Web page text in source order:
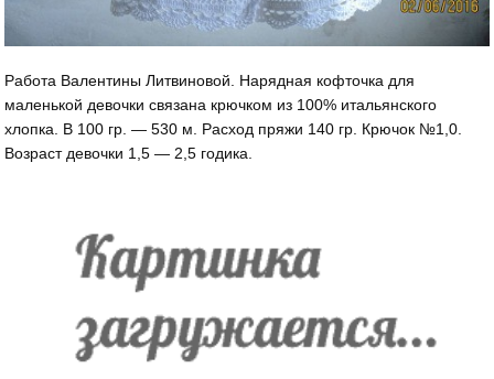
Работа Валентины Литвиновой. Нарядная кофточка для
маленькой девочки связана крючком из 100% итальянского
хлопка. В 100 гр. — 530 м. Расход пряжи 140 гр. Крючок №1,0.
Возраст девочки 1,5 — 2,5 годика.